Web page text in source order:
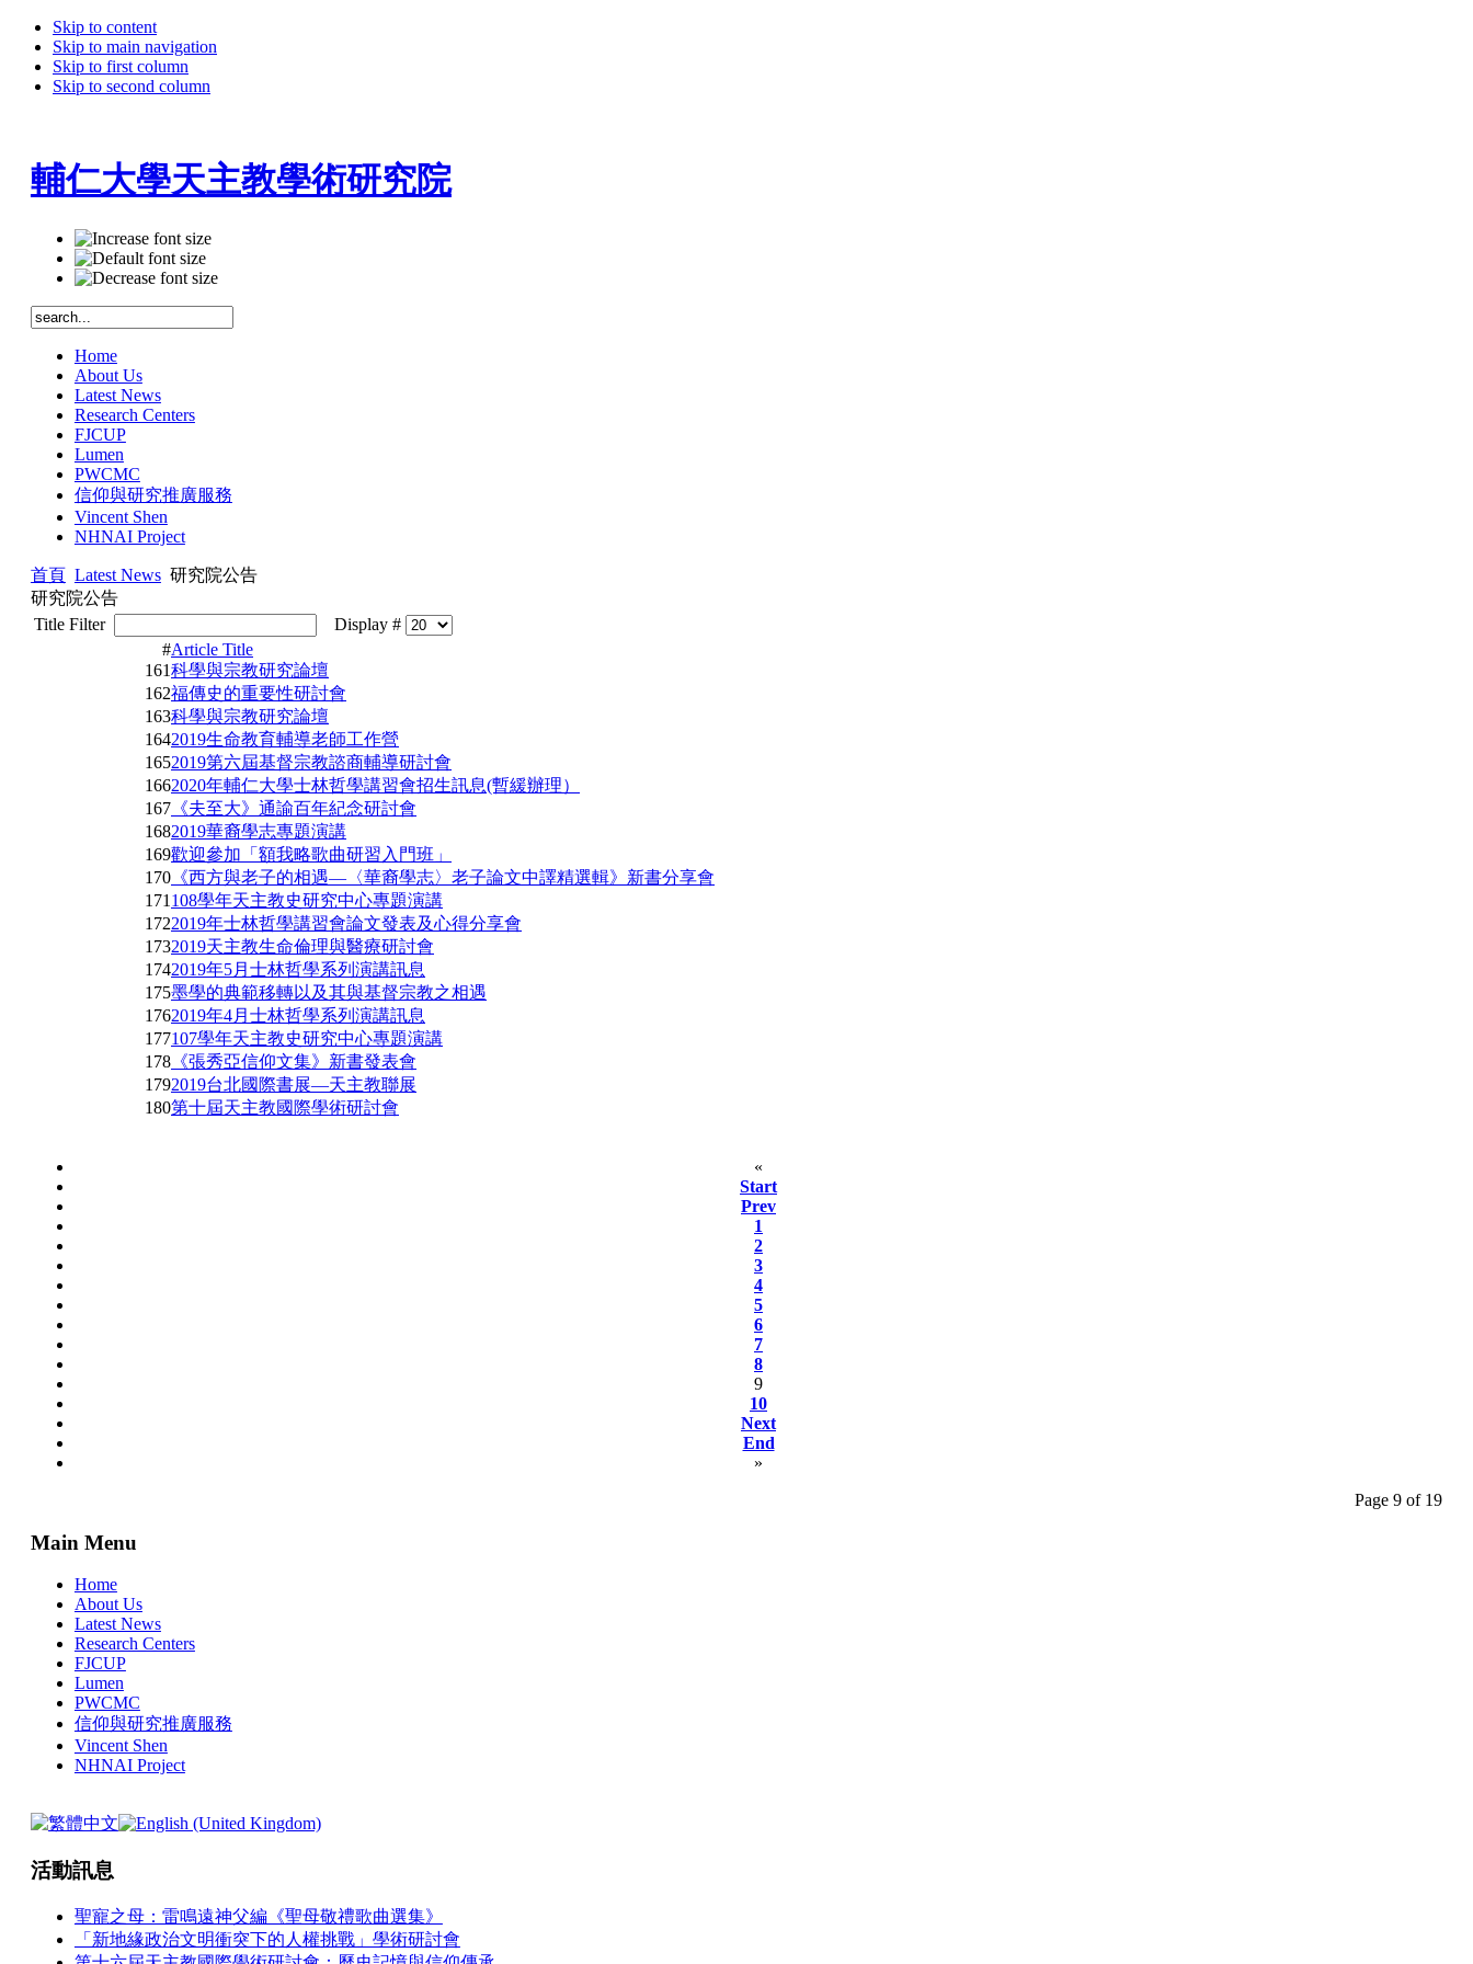
Skip to content
Skip to main navigation
Skip to first column
Skip to second column
輔仁大學天主教學術研究院
Home
About Us
Latest News
Research Centers
FJCUP
Lumen
PWCMC
信仰與研究推廣服務
Vincent Shen
NHNAI Project
首頁 Latest News 研究院公告
研究院公告
Title Filter
Display #
#Article Title
161科學與宗教研究論壇
162福傳史的重要性研討會
163科學與宗教研究論壇
1642019生命教育輔導老師工作營
1652019第六屆基督宗教諮商輔導研討會
1662020年輔仁大學士林哲學講習會招生訊息(暫緩辦理）
167 《夫至大》通諭百年紀念研討會
1682019華裔學志專題演講
169歡迎參加「額我略歌曲研習入門班」
170 《西方與老子的相遇—〈華裔學志〉老子論文中譯精選輯》新書分享會
171 108學年天主教史研究中心專題演講
1722019年士林哲學講習會論文發表及心得分享會
1732019天主教生命倫理與醫療研討會
1742019年5月士林哲學系列演講訊息
175墨學的典範移轉以及其與基督宗教之相遇
1762019年4月士林哲學系列演講訊息
177107學年天主教史研究中心專題演講
178 《張秀亞信仰文集》新書發表會
1792019台北國際書展—天主教聯展
180第十屆天主教國際學術研討會
«
Start
Prev
1
2
3
4
5
6
7
8
9
10
Next
End
»
Page 9 of 19
Main Menu
Home
About Us
Latest News
Research Centers
FJCUP
Lumen
PWCMC
信仰與研究推廣服務
Vincent Shen
NHNAI Project
活動訊息
聖寵之母：雷鳴遠神父編《聖母敬禮歌曲選集》
「新地緣政治文明衝突下的人權挑戰」學術研討會